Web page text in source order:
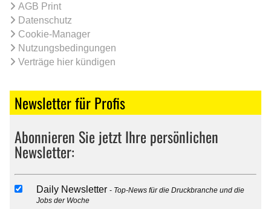
AGB Print
Datenschutz
Cookie-Manager
Nutzungsbedingungen
Verträge hier kündigen
Newsletter für Profis
Abonnieren Sie jetzt Ihre persönlichen
Newsletter:
Daily Newsletter
Top-News für die Druckbranche und die
Jobs der Woche